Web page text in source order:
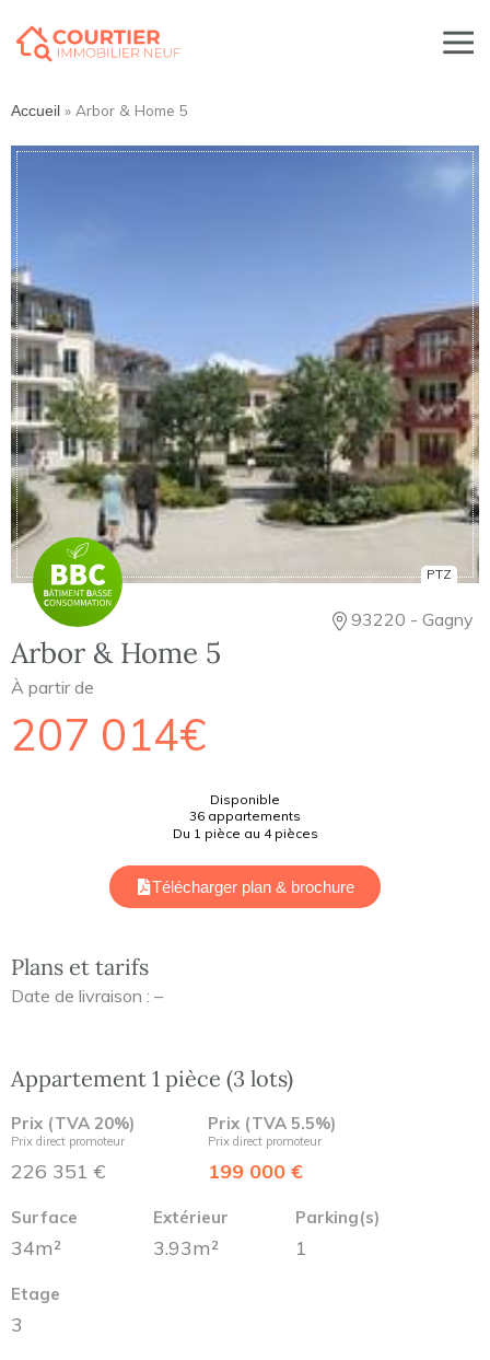
Accueil » Arbor & Home 5
PTZ
93220 - Gagny
Arbor & Home 5
À partir de
207 014€
Disponible
36 appartements
Du 1 pièce au 4 pièces
Télécharger plan & brochure
Plans et tarifs
Date de livraison : –
Appartement 1 pièce (3 lots)
Prix (TVA 20%)
Prix direct promoteur
226 351 €
Prix (TVA 5.5%)
Prix direct promoteur
199 000 €
Surface
34m²
Extérieur
3.93m²
Parking(s)
1
Etage
3